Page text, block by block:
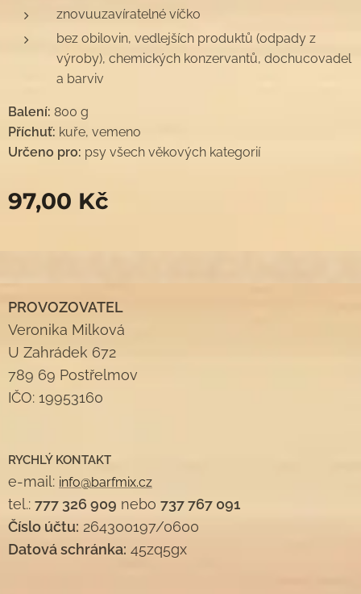
znovuuzavíratelné víčko
bez obilovin, vedlejších produktů (odpady z
výroby), chemických konzervantů, dochucovadel
a barviv
Balení: 800 g
Příchuť: kuře, vemeno
Určeno pro: psy všech věkových kategorií
97,00 Kč
PROVOZOVATEL
Veronika Milková
U Zahrádek 672
789 69 Postřelmov
IČO: 19953160
RYCHLÝ KONTAKT
e-mail: info@barfmix.cz
tel.: 777 326 909 nebo 737 767 091
Číslo účtu: 264300197/0600
Datová schránka: 45zq5gx